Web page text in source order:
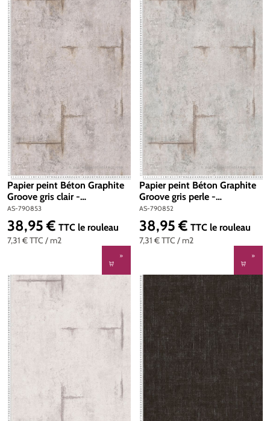
Papier peint Béton Graphite
Groove gris clair -
Cosmoliving d'A.S. Création |
Réf. AS-790853
AS-790853
7,31 €TTC / m2
Prix régulier :
38,95 € TTC le rouleau
Papier peint Béton Graphite
Groove gris perle -
Cosmoliving d'A.S. Création |
Réf. AS-790852
AS-790852
7,31 €TTC / m2
Prix régulier :
38,95 € TTC le rouleau